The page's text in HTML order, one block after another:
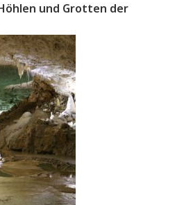
und Grotten der